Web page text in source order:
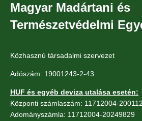
Magyar Madártani és
Természetvédelmi
Közhasznú társadalmi szervezet
Adószám: 19001243-2-43
HUF és egyéb deviza utalása esetén:
Központi számlaszám: 11712004-
Adományszámla: 11712004-20249829